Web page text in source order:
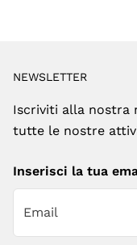
NEWSLETTER
Iscriviti alla nostra
tutte le nostre
Inserisci la tua